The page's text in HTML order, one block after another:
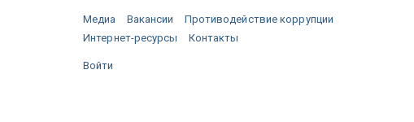
Медиа Вакансии
Противодействие коррупции
Интернет-ресурсы
Контакты
Войти